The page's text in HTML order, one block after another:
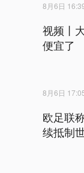
8月6日
视频丨
便宜了
8月6日
欧足联
续抵制